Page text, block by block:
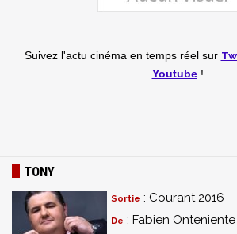
Suivez l'actu cinéma en temps réel sur
Youtube!
TONY
Sortie : Courant 2016
De : Fabien Onteniente